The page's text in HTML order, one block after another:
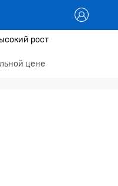
рост
цене